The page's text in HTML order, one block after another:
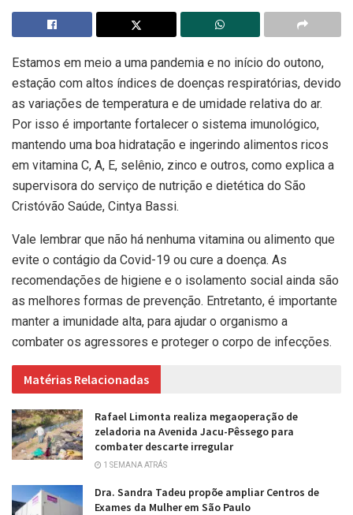
Estamos em meio a uma pandemia e no início do outono,
estação com altos índices de doenças respiratórias, devido
as variações de temperatura e de umidade relativa do ar.
Por isso é importante fortalecer o sistema imunológico,
mantendo uma boa hidratação e ingerindo alimentos ricos
em vitamina C, A, E, selênio, zinco e outros, como explica a
supervisora do serviço de nutrição e dietética do São
Cristóvão Saúde, Cintya Bassi.
Vale lembrar que não há nenhuma vitamina ou alimento que
evite o contágio da Covid-19 ou cure a doença. As
recomendações de higiene e o isolamento social ainda são
as melhores formas de prevenção. Entretanto, é importante
manter a imunidade alta, para ajudar o organismo a
combater os agressores e proteger o corpo de infecções.
Matérias Relacionadas
Rafael Limonta realiza megaoperação de
zeladoria na Avenida Jacu-Pêssego para
combater descarte irregular
1 SEMANA ATRÁS
Dra. Sandra Tadeu propõe ampliar Centros de
Exames da Mulher em São Paulo